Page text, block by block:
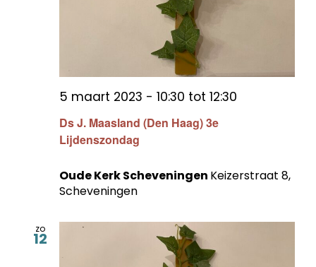
Ds J. Maasland (Den Haag) 3e
Lijdenszondag
5 maart 2023 - 10:30 tot 12:30
Oude Kerk Scheveningen Keizerstraat 8,
Scheveningen
zo
12